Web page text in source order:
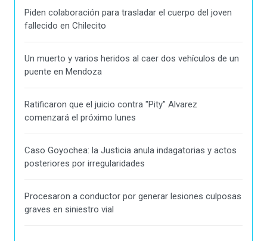
Piden colaboración para trasladar el cuerpo del joven
fallecido en Chilecito
Un muerto y varios heridos al caer dos vehículos de un
puente en Mendoza
Ratificaron que el juicio contra "Pity" Alvarez
comenzará el próximo lunes
Caso Goyochea: la Justicia anula indagatorias y actos
posteriores por irregularidades
Procesaron a conductor por generar lesiones culposas
graves en siniestro vial